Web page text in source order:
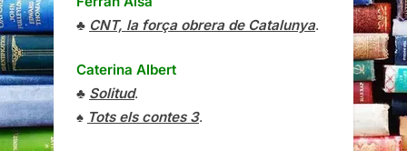
♣ CNT, la força obrera de Catalunya.
Caterina Albert
♣ Solitud.
♠ Tots els contes 3.